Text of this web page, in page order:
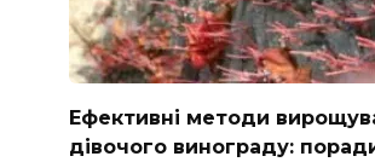
Ефективні методи
дівочого винограду: